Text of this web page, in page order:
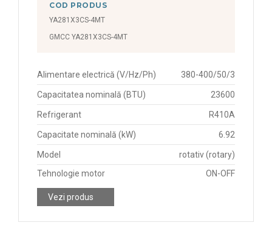
COD PRODUS
YA281X3CS-4MT
GMCC YA281X3CS-4MT
Alimentare electrică (V/Hz/Ph) 380-400/50/3
Capacitatea nominală (BTU) 23600
Refrigerant R410A
Capacitate nominală (kW) 6.92
Model
rotativ (rotary)
Tehnologie motor
ON-OFF
Vezi produs